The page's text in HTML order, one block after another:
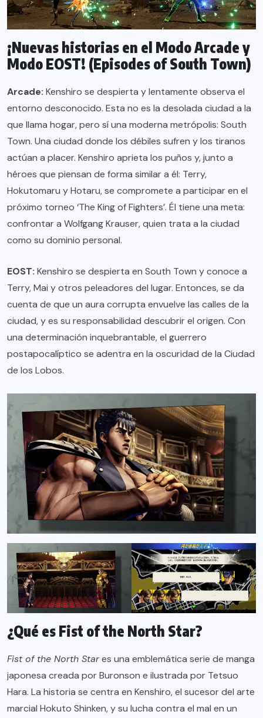
¡Nuevas historias en el Modo Arcade y
Modo EOST! (Episodes of South Town)
Arcade: Kenshiro se despierta y lentamente observa el
entorno desconocido. Esta no es la desolada ciudad a la
que llama hogar, pero sí una moderna metrópolis: South
Town. Una ciudad donde los débiles sufren y los tiranos
actúan a placer. Kenshiro aprieta los puños y, junto a
héroes que piensan de forma similar a él: Terry,
Hokutomaru y Hotaru, se compromete a participar en el
próximo torneo ‘The King of Fighters’. Él tiene una meta:
confrontar a Wolfgang Krauser, quien trata a la ciudad
como su dominio personal.
EOST: Kenshiro se despierta en South Town y conoce a
Terry, Mai y otros peleadores del lugar. Entonces, se da
cuenta de que un aura corrupta envuelve las calles de la
ciudad, y es su responsabilidad descubrir el origen. Con
una determinación inquebrantable, el guerrero
postapocalíptico se adentra en la oscuridad de la Ciudad
de los Lobos.
¿Qué es Fist of the North Star?
Fist of the North Stares una emblemática serie de manga
japonesa creada por Buronson e ilustrada por Tetsuo
Hara. La historia se centra en Kenshiro, el sucesor del arte
marcial Hokuto Shinken, y su lucha contra el mal en un